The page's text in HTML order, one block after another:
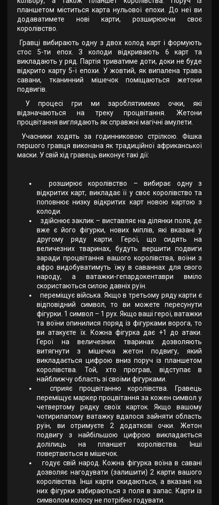
планшетом міститься карта нульової епохи. До неї ви
додаватимете нові карти, розширюючи своє
королівство.
Гравці вибирають одну з двох колод карт і формують
стос 5-ти епох. З колоди відкривають 6 карт та
викладають у ряд. Партія триватиме доти, доки не буде
відкрито карту 5-ї епохи. У жовтий, як випалена трава
савани, тканинний мішечок поміщаються жетони
подвигів.
У процесі гри ми зароблятимемо очки, які
відзначаються на треку процвітання. Жетони
процвітання виглядають як справжні магічні амулети.
Учасники ходять за годинниковою стрілкою. Фішка
першого гравця виконана як традиційної африканської
маски. У свій хід гравець виконує такі дії:
розширює королівство – вибирає одну з
відкритих карт, викладає її у своє королівство та
поповнює низку відкритих карт новою картою з
колоди.
здійснює заклик – виставляє на ділянки поля, де
вже є його фігурки, нових міплів, які вказані у
другому ряду карти. Герої, що сидять на
величезних тваринах, будуть вершити подвиги
заради процвітання вашого королівства, воїни з
афро видобуватимуть їжу в саваннах для свого
народу, а ватажки-гепардокентаври вміло
скористаються силою давніх руїн.
переміщує війська. Якщо в третьому ряду карти є
відповідний символ, то ви можете пересунути
фігурки. 1 символ – 1 рух. Якщо ваші герої, ватажки
та воїни опинилися поряд із фігурками ворога, то
ви атакуєте їх. Кожна фігурка дає +1 до атаки.
Герої на величезних тваринах дозволяють
витягнути з мішечка жетон подвигу, який
викладається цифрою вниз поруч із планшетом
королівства. Той, хто програв, відступає в
найближчу область зі своїми фігурками.
сприяє процвітанню королівства. Гравець
переміщує маркер процвітання за кожен символ у
четвертому рядку своїх карток. Якщо вашому
чотирилапому ватажку вдалося зайняти область
руїн, ви отримуєте 2 додаткові очки. Жетон
подвигу з найбільшою цифрою викладається
долілиць на планшет королівства. Інші
повертаються в мішечок.
годує свій народ. Кожна фігурка воїна в савані
дозволяє нагодувати (залишити) 2 карти вашого
королівства. Інші карти скидаються, а вказані на
них фігурки забираються з поля в запас. Карти із
символом колосу не потрібно годувати.